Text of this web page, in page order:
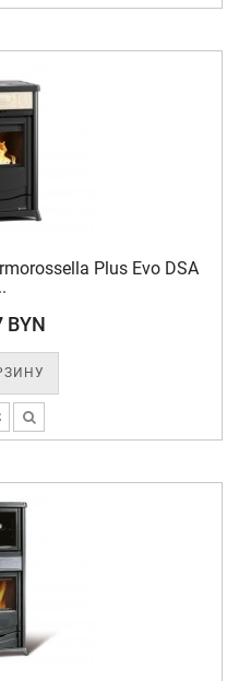
Plus Evo DSA
BYN